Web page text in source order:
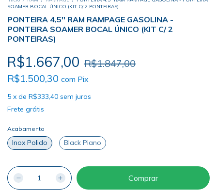
SOAMER BOCAL ÚNICO (KIT C/ 2 PONTEIRAS)
PONTEIRA 4,5'' RAM RAMPAGE GASOLINA -
PONTEIRA SOAMER BOCAL ÚNICO (KIT C/ 2
PONTEIRAS)
R$1.667,00 R$1.847,00
R$1.500,30 com Pix
5 x de R$333,40 sem juros
Frete grátis
Acabamento
Inox Polido Black Piano